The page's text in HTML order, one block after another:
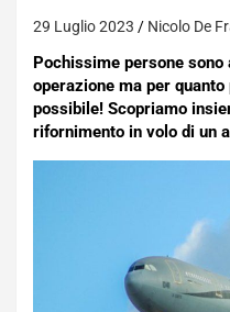
29 Luglio 2023 Nicolo De
Pochissime persone
operazione ma per
possibile! Scopriamo
rifornimento in volo di un